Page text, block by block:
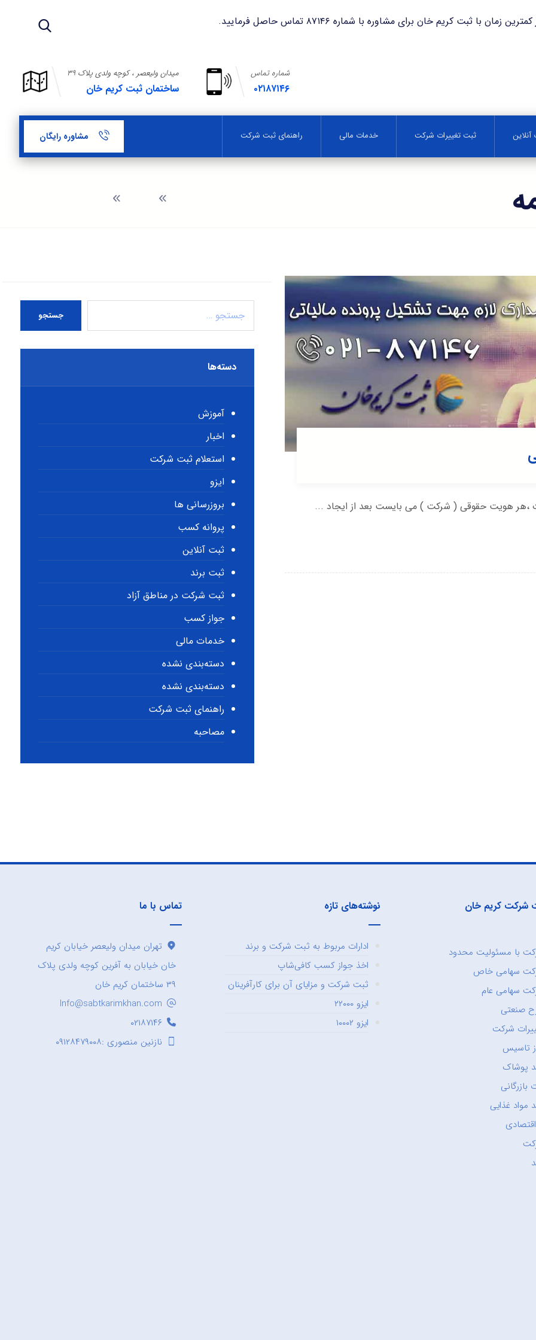
کریم خان برای مشاوره با شماره ۸۷۱۴۶ تماس حاصل فرمایید.
میدان ولیعصر ، کوچه ولدی پلاک ۳۹
ساختمان ثبت کریم خان
شماره تماس
۰۲۱۸۷۱۴۶
ثبت تغییرات شرکت خدمات مالی راهنمای ثبت شرکت مشاوره رایگان
،هر هویت حقوقی ( شرکت ) می بایست بعد از ایجاد ...
جستجو
دسته‌ها
آموزش
اخبار
استعلام ثبت شرکت
ایزو
بروزرسانی ها
پروانه کسب
ثبت آنلاین
ثبت برند
ثبت شرکت در مناطق آزاد
جواز کسب
خدمات مالی
دسته‌بندی نشده
دسته‌بندی نشده
راهنمای ثبت شرکت
مصاحبه
شرکت کریم خان
با مسئولیت محدود
سهامی خاص
سهامی عام
صنعتی
شرکت
تاسیس
پوشاک
بازرگانی
مواد غذایی
نوشته‌های تازه
ادارات مربوط به ثبت شرکت و برند
اخذ جواز کسب کافی‌شاپ
ثبت شرکت و مزایای آن برای کارآفرینان
ایزو ۲۲۰۰۰
ایزو ۱۰۰۰۲
تماس با ما
تهران میدان ولیعصر خیابان کریم
خان خیابان به آفرین کوچه ولدی پلاک
۳۹ ساختمان کریم خان
Info@sabtkarimkhan.com
۰۲۱۸۷۱۴۶
نازنین منصوری :۰۹۱۲۸۴۷۹۰۰۸